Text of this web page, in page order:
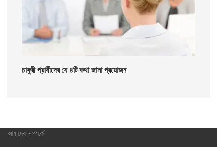
চাকুরী প্রার্থীদের যে ৪টি কথা জানা প্রয়োজন
আমাদের সম্পর্কে